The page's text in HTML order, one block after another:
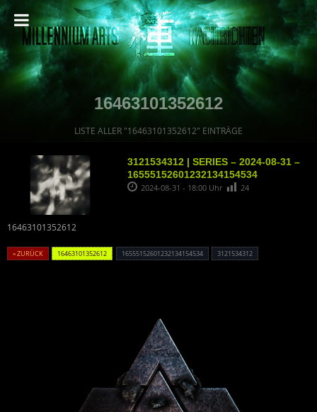
16463101352612
LISTE ALLER "16463101352612" EINTRÄGE
3121534312 | SERIES – 2024-08-31 –
16555152601232134154534
2024-08-31 - 18:00 Uhr 24
16463101352612
« ZURÜCK 16463101352612 16555152601232134154534 3121534312
Powered By :